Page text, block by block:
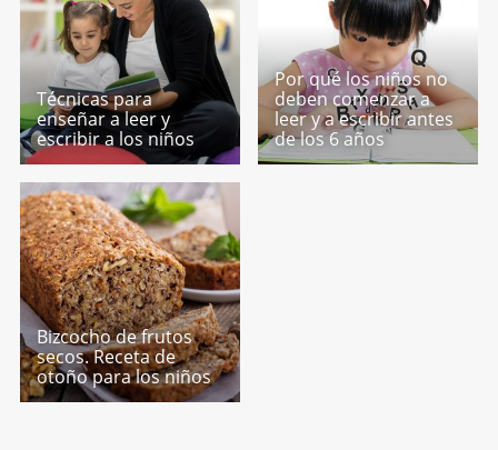
Técnicas para
enseñar a leer y
escribir a los niños
Por qué los niños no
deben comenzar a
leer y a escribir antes
de los 6 años
Bizcocho de frutos
secos. Receta de
otoño para los niños